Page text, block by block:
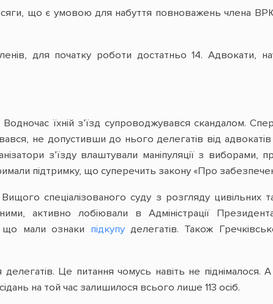
що є умовою для набуття повноважень члена
для початку роботи достатньо 14. Адвокати,
їхній з’їзд супроводжувався скандалом.
не допустивши до нього делегатів від
з’їзду влаштували маніпуляції з виборами,
підтримку, що суперечить закону «Про
спеціалізованого суду з розгляду цивільних
активно лобіювали в Адміністрації
що мали ознаки підкупуделегатів. Також
делегатів. Це питання чомусь навіть не
на той час залишилося всього лише 113 осіб.